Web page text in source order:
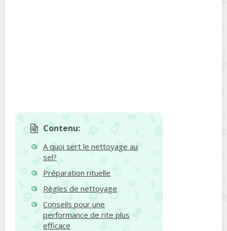
Contenu:
A quoi sert le nettoyage au
sel?
Préparation rituelle
Règles de nettoyage
Conseils pour une
performance de rite plus
efficace